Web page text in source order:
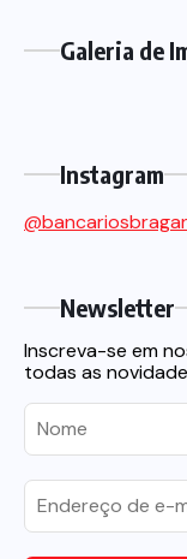
Galeria de
Instagram
Newsletter
Inscreva-se em
todas as